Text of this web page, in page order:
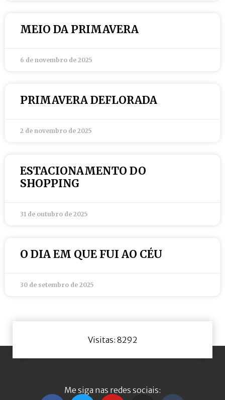
MEIO DA PRIMAVERA
6 de novembro de 2025
PRIMAVERA DEFLORADA
2 de novembro de 2025
ESTACIONAMENTO DO
SHOPPING
31 de outubro de 2025
O DIA EM QUE FUI AO CÉU
30 de setembro de 2025
Visitas: 8292
Me siga nas redes sociais: